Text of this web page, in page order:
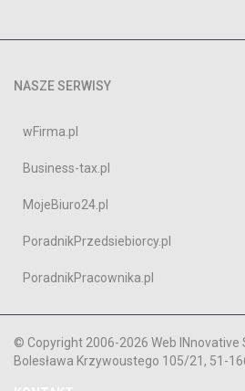
NASZE SERWISY
wFirma.pl
Business-tax.pl
MojeBiuro24.pl
PoradnikPrzedsiebiorcy.pl
PoradnikPracownika.pl
© Copyright 2006-2026 Web INnovative
Bolesława Krzywoustego 105/21, 51-